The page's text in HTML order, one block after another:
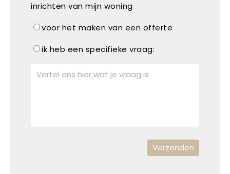
inrichten van mijn woning
voor het maken van een offerte
ik heb een specifieke vraag: